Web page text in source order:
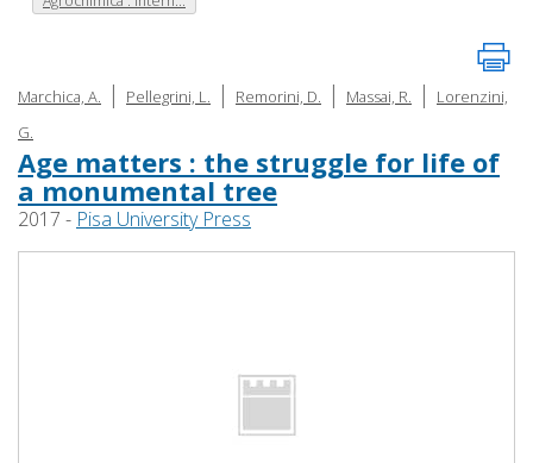
Marchica, A. | Pellegrini, L. | Remorini, D. | Massai, R. |
Lorenzini,
G.
Age matters : the struggle for life of
a monumental tree
2017 - Pisa University Press